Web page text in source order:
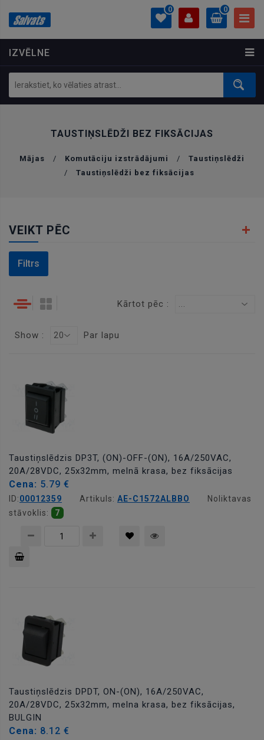
IZVĒLNE
0
PROFILS
Ielogoties
Izveidot kontu
0
0.00 €
TAUSTIŅSLĒDŽI BEZ FIKSĀCIJAS
Mājas / Komutāciju izstrādājumi /
Taustiņslēdži
/
Taustiņslēdži bez fiksācijas
VEIKT PĒC
Filtrs
Kārtot pēc : ...
Show : 20 Par lapu
Taustiņslēdzis DP3T, (ON)-OFF-(ON), 16A/250VAC,
20A/28VDC, 25x32mm, melnā krasa, bez fiksācijas
Cena: 5.79 €
ID:00012359 Artikuls: AE-C1572ALBBO
Noliktavas
stāvoklis:
7
Taustiņslēdzis DPDT, ON-(ON), 16A/250VAC,
20A/28VDC, 25x32mm, melna krasa, bez fiksācijas,
BULGIN
Cena: 8.12 €